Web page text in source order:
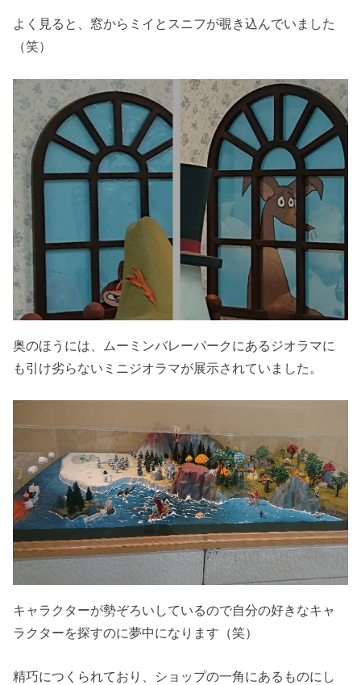
よく見ると、窓からミイとスニフが覗き込んでいました
（笑）
奥のほうには、ムーミンバレーパークにあるジオラマに
も引け劣らないミニジオラマが展示されていました。
キャラクターが勢ぞろいしているので自分の好きなキャ
ラクターを探すのに夢中になります（笑）
精巧につくられており、ショップの一角にあるものにし